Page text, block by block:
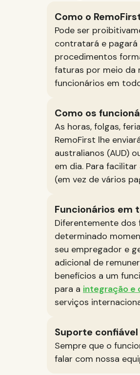
Como o
Pode ser
contratará e pagará
procedimentos
faturas por meio da
funcionários em
Como os
As horas, folgas,
RemoFirst lhe
australianos (AUD)
em dia. Para
(em vez de vários
Funcionários em
Diferentemente dos
determinado
seu empregador e
adicional de
benefícios a um
para a integração e
serviços
Suporte
Sempre que o
falar com nossa